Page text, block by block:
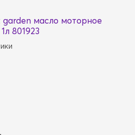
масло моторное
801923